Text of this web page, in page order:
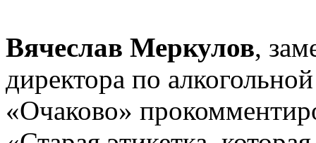
Вячеслав Меркулов,
директора по
«Очаково»